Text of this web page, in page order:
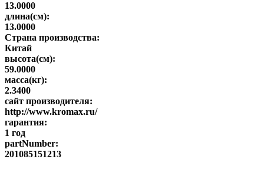
13.0000
длина(см):
13.0000
Страна производства:
Китай
высота(см):
59.0000
масса(кг):
2.3400
сайт производителя:
http://www.kromax.ru/
гарантия:
1 год
partNumber:
201085151213